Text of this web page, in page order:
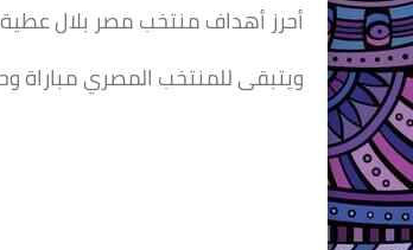
أحرز أهداف منتخب مصر بلال
ويتبقى للمنتخب المصري مباراة